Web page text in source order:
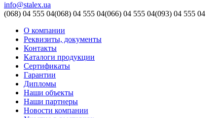
info@stalex.ua
(068) 04 555 04(068) 04 555 04(066) 04 555 04(093) 04 555 04
О компании
Реквизиты, документы
Контакты
Каталоги продукции
Сертификаты
Гарантии
Дипломы
Наши объекты
Наши партнеры
Новости компании